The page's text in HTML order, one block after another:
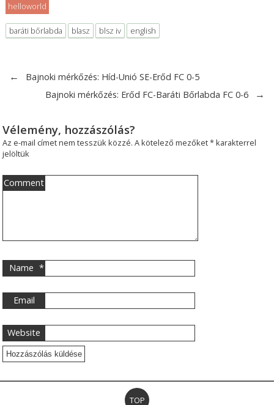
helloworld
baráti bőrlabda blasz blsz iv english
←
Bajnoki mérkőzés: Híd-Unió SE-Erőd FC 0-5
Bajnoki mérkőzés: Erőd FC-Baráti Bőrlabda FC 0-6
→
Vélemény, hozzászólás?
Az e-mail címet nem tesszük közzé. A kötelező mezőket*karakterrel
jelöltük
Comment
Name *
Email
Website
TOP